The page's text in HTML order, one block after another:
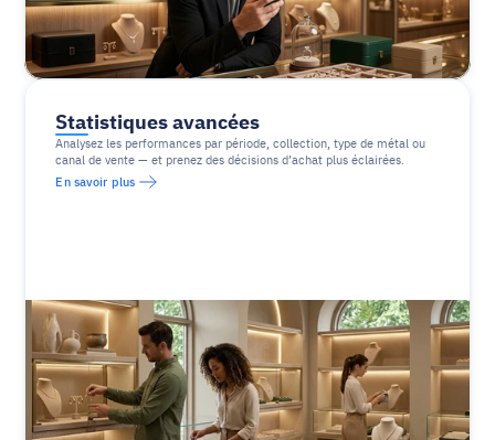
Statistiques avancées
Analysez les performances par période, collection, type de métal ou
canal de vente — et prenez des décisions d’achat plus éclairées.
En savoir plus